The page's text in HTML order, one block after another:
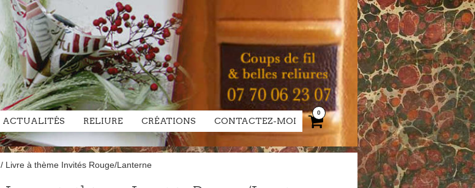
0
ACTUALITÉS RELIURE CRÉATIONS CONTACTEZ-MOI
/ Livre à thème Invités Rouge/Lanterne